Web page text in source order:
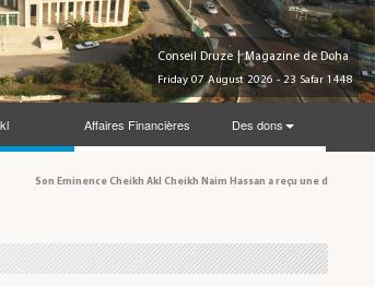
Conseil Druze | Magazine de Doha
Friday 07 August 2026 - 23 Safar 1448
Affaires Financières Des dons
Son Eminence Cheikh Akl Cheikh Naim Hassan a reçu une délégation